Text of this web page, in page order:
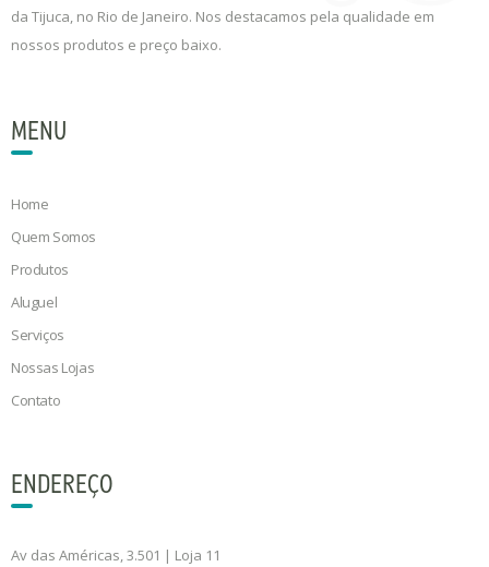
da Tijuca, no Rio de Janeiro. Nos destacamos pela qualidade em
nossos produtos e preço baixo.
MENU
Home
Quem Somos
Produtos
Aluguel
Serviços
Nossas Lojas
Contato
ENDEREÇO
Av das Américas, 3.501 | Loja 11